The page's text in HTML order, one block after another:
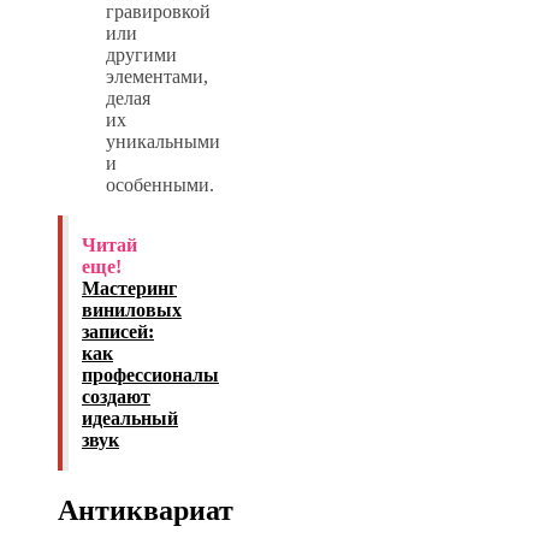
гравировкой
или
другими
элементами,
делая
их
уникальными
и
особенными.
Читай
еще!
Мастеринг
виниловых
записей:
как
профессионалы
создают
идеальный
звук
Антиквариат